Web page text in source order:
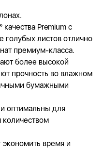
Premium с
листов отлично
премиум-класса.
более высокой
прочность во влажном
бумажными
оптимальны для
экономить время и